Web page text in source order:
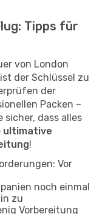
Tipps für
von London
der Schlüssel zu
der
Packen –
sicher, dass alles
ultimative
!
Vor
noch einmal
zu
Vorbereitung